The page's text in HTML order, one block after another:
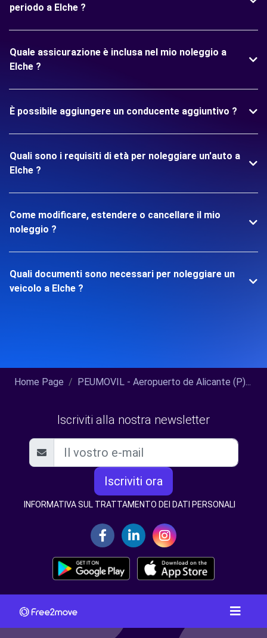
periodo a Elche ?
Quale assicurazione è inclusa nel mio noleggio a
Elche ?
È possibile aggiungere un conducente aggiuntivo ?
Quali sono i requisiti di età per noleggiare un'auto a
Elche ?
Come modificare, estendere o cancellare il mio
noleggio ?
Quali documenti sono necessari per noleggiare un
veicolo a Elche ?
Home Page PEUMOVIL - Aeropuerto de Alicante (P)...
Iscriviti alla nostra newsletter
Iscriviti ora
INFORMATIVA SUL TRATTAMENTO DEI DATI PERSONALI